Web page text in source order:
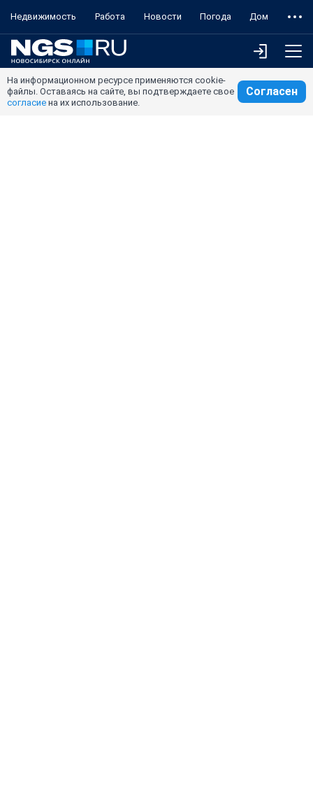
Недвижимость Работа Новости Погода Дом
На информационном ресурсе применяются cookie-
файлы. Оставаясь на сайте, вы подтверждаете свое
согласие на их использование.
Согласен